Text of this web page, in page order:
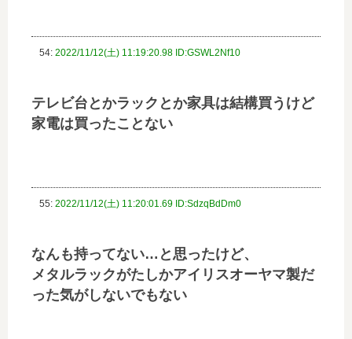
54: 2022/11/12(土) 11:19:20.98 ID:GSWL2Nf10
テレビ台とかラックとか家具は結構買うけど
家電は買ったことない
55: 2022/11/12(土) 11:20:01.69 ID:SdzqBdDm0
なんも持ってない…と思ったけど、
メタルラックがたしかアイリスオーヤマ製だ
った気がしないでもない